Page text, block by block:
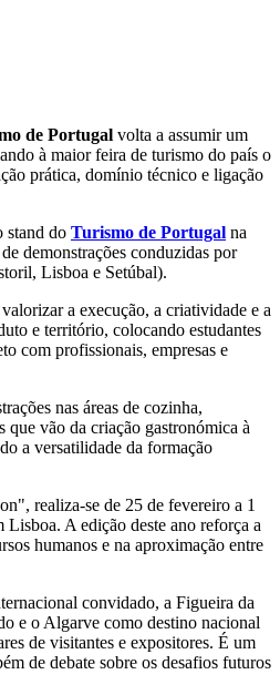
de Portugal volta a assumir um
à maior feira de turismo do país o
prática, domínio técnico e ligação
stand do Turismo de Portugal na
demonstrações conduzidas por
Lisboa e Setúbal).
valorizar a execução, a criatividade e a
e território, colocando estudantes
com profissionais, empresas e
nas áreas de cozinha,
que vão da criação gastronómica à
a versatilidade da formação
realiza-se de 25 de fevereiro a 1
A edição deste ano reforça a
humanos e na aproximação entre
convidado, a Figueira da
e o Algarve como destino nacional
de visitantes e expositores. É um
de debate sobre os desafios futuros